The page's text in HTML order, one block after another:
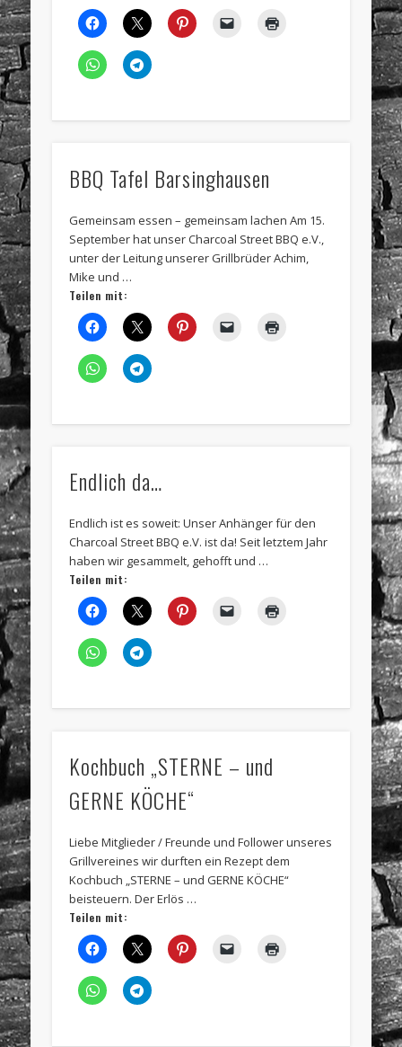
BBQ Tafel Barsinghausen
Gemeinsam essen – gemeinsam lachen Am 15.
September hat unser Charcoal Street BBQ e.V.,
unter der Leitung unserer Grillbrüder Achim,
Mike und …
Teilen mit:
Endlich da…
Endlich ist es soweit: Unser Anhänger für den
Charcoal Street BBQ e.V. ist da! Seit letztem Jahr
haben wir gesammelt, gehofft und …
Teilen mit:
Kochbuch „STERNE – und
GERNE KÖCHE“
Liebe Mitglieder / Freunde und Follower unseres
Grillvereines wir durften ein Rezept dem
Kochbuch „STERNE – und GERNE KÖCHE“
beisteuern. Der Erlös …
Teilen mit: